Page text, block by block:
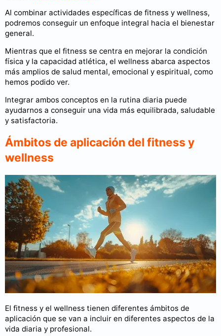
Al combinar actividades específicas de fitness y wellness,
podremos conseguir un enfoque integral hacia el bienestar
general.
Mientras que el fitness se centra en mejorar la condición
física y la capacidad atlética, el wellness abarca aspectos
más amplios de salud mental, emocional y espiritual, como
hemos podido ver.
Integrar ambos conceptos en la rutina diaria puede
ayudarnos a conseguir una vida más equilibrada, saludable
y satisfactoria.
Ámbitos de aplicación del fitness y
wellness
El fitness y el wellness tienen diferentes ámbitos de
aplicación que se van a incluir en diferentes aspectos de la
vida diaria y profesional.